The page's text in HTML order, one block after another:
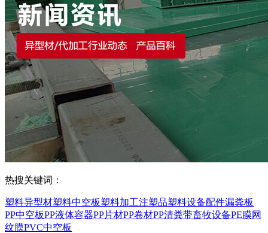
热搜关键词：
塑料异型材塑料中空板塑料加工注塑品塑料设备配件漏粪板
PP中空板PP液体容器PP片材PP卷材PP清粪带畜牧设备PE膜网
纹膜PVC中空板